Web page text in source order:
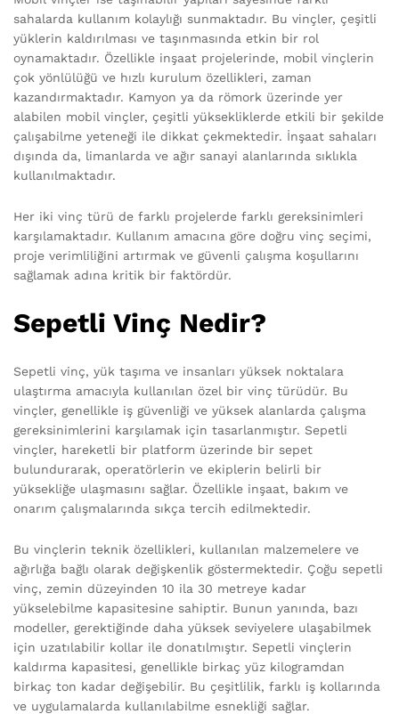
sahalarda kullanım kolaylığı sunmaktadır. Bu vinçler, çeşitli
yüklerin kaldırılması ve taşınmasında etkin bir rol
oynamaktadır. Özellikle inşaat projelerinde, mobil vinçlerin
çok yönlülüğü ve hızlı kurulum özellikleri, zaman
kazandırmaktadır. Kamyon ya da römork üzerinde yer
alabilen mobil vinçler, çeşitli yüksekliklerde etkili bir şekilde
çalışabilme yeteneği ile dikkat çekmektedir. İnşaat sahaları
dışında da, limanlarda ve ağır sanayi alanlarında sıklıkla
kullanılmaktadır.
Her iki vinç türü de farklı projelerde farklı gereksinimleri
karşılamaktadır. Kullanım amacına göre doğru vinç seçimi,
proje verimliliğini artırmak ve güvenli çalışma koşullarını
sağlamak adına kritik bir faktördür.
Sepetli Vinç Nedir?
Sepetli vinç, yük taşıma ve insanları yüksek noktalara
ulaştırma amacıyla kullanılan özel bir vinç türüdür. Bu
vinçler, genellikle iş güvenliği ve yüksek alanlarda çalışma
gereksinimlerini karşılamak için tasarlanmıştır. Sepetli
vinçler, hareketli bir platform üzerinde bir sepet
bulundurarak, operatörlerin ve ekiplerin belirli bir
yüksekliğe ulaşmasını sağlar. Özellikle inşaat, bakım ve
onarım çalışmalarında sıkça tercih edilmektedir.
Bu vinçlerin teknik özellikleri, kullanılan malzemelere ve
ağırlığa bağlı olarak değişkenlik göstermektedir. Çoğu sepetli
vinç, zemin düzeyinden 10 ila 30 metreye kadar
yükselebilme kapasitesine sahiptir. Bunun yanında, bazı
modeller, gerektiğinde daha yüksek seviyelere ulaşabilmek
için uzatılabilir kollar ile donatılmıştır. Sepetli vinçlerin
kaldırma kapasitesi, genellikle birkaç yüz kilogramdan
birkaç ton kadar değişebilir. Bu çeşitlilik, farklı iş kollarında
ve uygulamalarda kullanılabilme esnekliği sağlar.